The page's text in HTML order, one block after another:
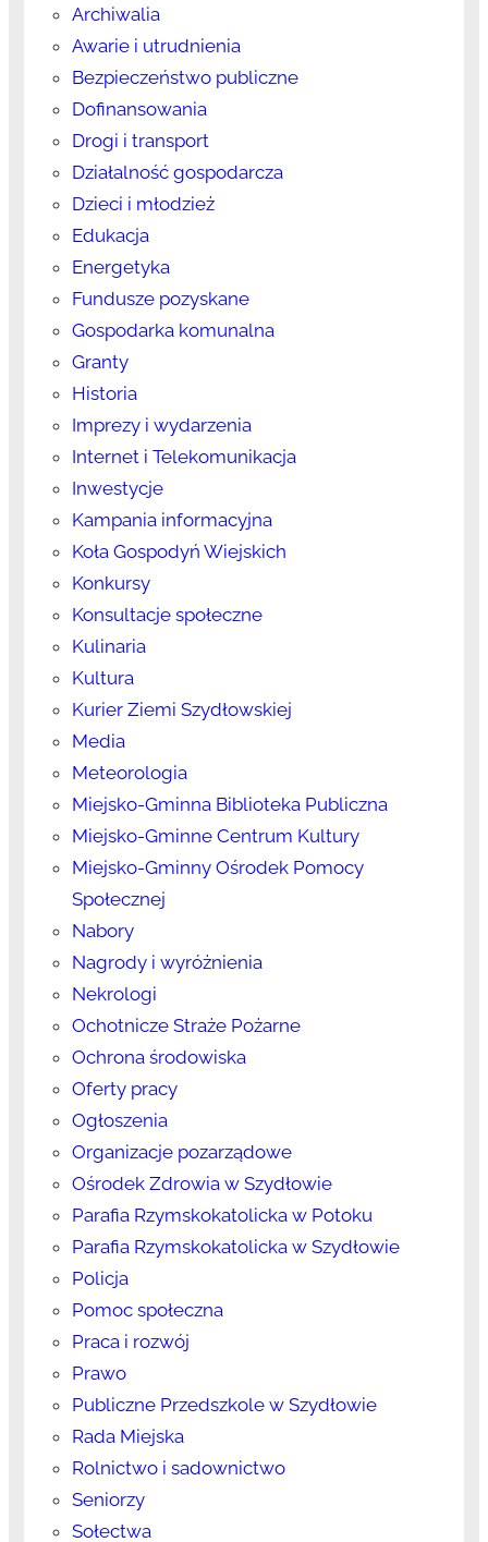
Archiwalia
Awarie i utrudnienia
Bezpieczeństwo publiczne
Dofinansowania
Drogi i transport
Działalność gospodarcza
Dzieci i młodzież
Edukacja
Energetyka
Fundusze pozyskane
Gospodarka komunalna
Granty
Historia
Imprezy i wydarzenia
Internet i Telekomunikacja
Inwestycje
Kampania informacyjna
Koła Gospodyń Wiejskich
Konkursy
Konsultacje społeczne
Kulinaria
Kultura
Kurier Ziemi Szydłowskiej
Media
Meteorologia
Miejsko-Gminna Biblioteka Publiczna
Miejsko-Gminne Centrum Kultury
Miejsko-Gminny Ośrodek Pomocy
Społecznej
Nabory
Nagrody i wyróżnienia
Nekrologi
Ochotnicze Straże Pożarne
Ochrona środowiska
Oferty pracy
Ogłoszenia
Organizacje pozarządowe
Ośrodek Zdrowia w Szydłowie
Parafia Rzymskokatolicka w Potoku
Parafia Rzymskokatolicka w Szydłowie
Policja
Pomoc społeczna
Praca i rozwój
Prawo
Publiczne Przedszkole w Szydłowie
Rada Miejska
Rolnictwo i sadownictwo
Seniorzy
Sołectwa